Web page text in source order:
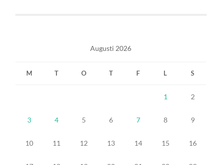
Augusti 2026
M T O T F L S
1 2
3 4 5 6 7 8 9
10 11 12 13 14 15 16